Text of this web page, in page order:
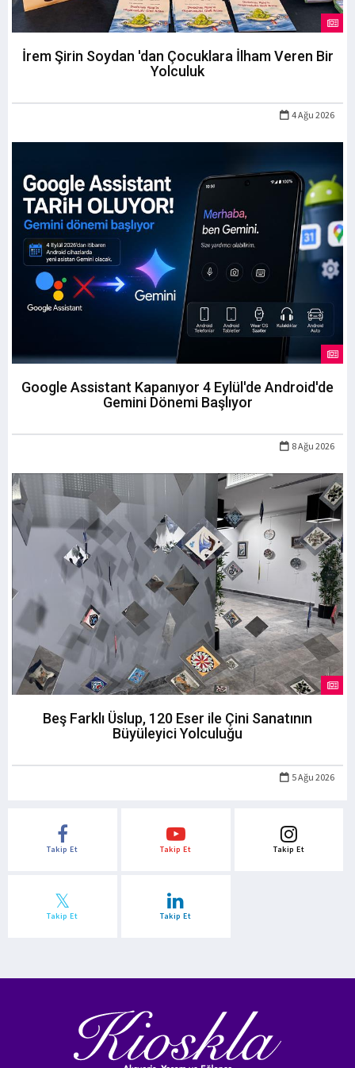
İrem Şirin Soydan 'dan Çocuklara İlham Veren Bir
Yolculuk
4 Ağu 2026
Google Assistant Kapanıyor 4 Eylül'de Android'de
Gemini Dönemi Başlıyor
8 Ağu 2026
Beş Farklı Üslup, 120 Eser ile Çini Sanatının
Büyüleyici Yolculuğu
5 Ağu 2026
Takip Et Takip Et Takip Et
Takip Et Takip Et